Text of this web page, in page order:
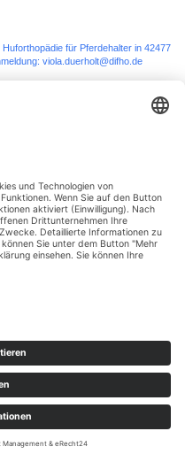
für Pferdehalter in 42477
viola.duerholt@difho.de
Burgstetten (von
Sezieren16727 Velten - mit Michelle
unter info@difho.de
für WordPress